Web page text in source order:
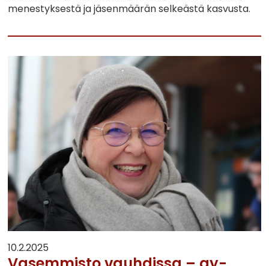
menestyksestä ja jäsenmäärän selkeästä kasvusta.
10.2.2025